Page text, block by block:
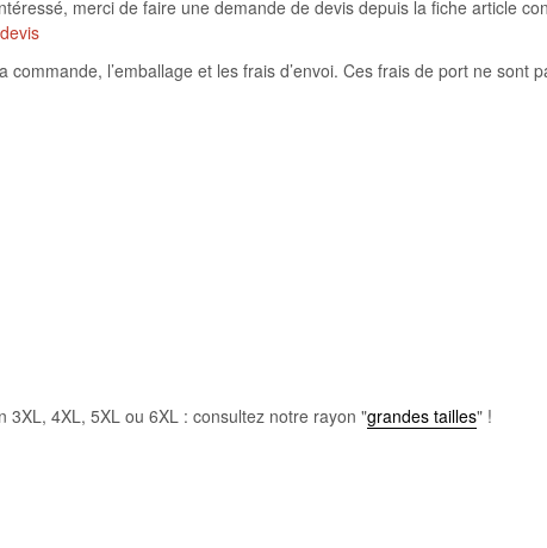
merci de faire une demande de devis depuis la fiche article
commande, l’emballage et les frais d’envoi. Ces frais de port ne sont
3XL, 4XL, 5XL ou 6XL : consultez notre rayon "grandes tailles" !